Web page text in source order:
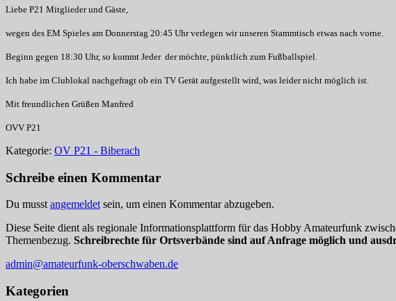
Liebe P21 Mitglieder und Gäste,
wegen des EM Spieles am Donnerstag 20:45 Uhr verlegen wir unseren Stammtisch etwas nach vorne.
Beginn gegen 18:30 Uhr, so kommt Jeder der möchte, pünktlich zum Fußballspiel.
Ich habe im Clublokal nachgefragt ob ein TV Gerät aufgestellt wird, was leider nicht möglich ist.
Mit freundlichen Grüßen Manfred
OVV P21
Kategorie: OV P21 - Biberach
Schreibe einen Kommentar
Du musst angemeldet sein, um einen Kommentar abzugeben.
Diese Seite dient als regionale Informationsplattform für das Hobby Amateurfunk
Themenbezug. Schreibrechte für Ortsverbände sind auf Anfrage möglich und
admin@amateurfunk-oberschwaben.de
Kategorien